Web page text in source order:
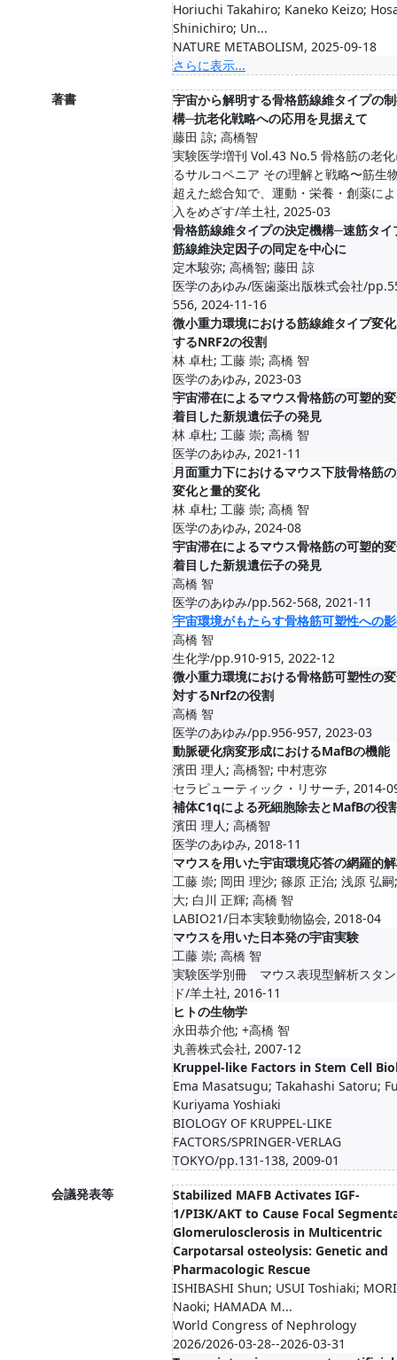
Horiuchi Takahiro; Kaneko Keizo;
Shinichiro; Un...
NATURE METABOLISM, 2025-09-18
さらに表示...
著書
宇宙から解明する骨格筋線維タイプの
構─抗老化戦略への応用を見据えて
藤田 諒; 高橋智
実験医学増刊 Vol.43 No.5 骨格筋の老
るサルコペニア その理解と戦略〜筋生
超えた総合知で、運動・栄養・創薬に
入をめざす/羊土社, 2025-03
骨格筋線維タイプの決定機構─速筋タ
筋線維決定因子の同定を中心に
定木駿弥; 高橋智; 藤田 諒
医学のあゆみ/医歯薬出版株式会社/
556, 2024-11-16
微小重力環境における筋線維タイプ変
するNRF2の役割
林 卓杜; 工藤 崇; 高橋 智
医学のあゆみ, 2023-03
宇宙滞在によるマウス骨格筋の可塑的
着目した新規遺伝子の発見
林 卓杜; 工藤 崇; 高橋 智
医学のあゆみ, 2021-11
月面重力下におけるマウス下肢骨格筋
変化と量的変化
林 卓杜; 工藤 崇; 高橋 智
医学のあゆみ, 2024-08
宇宙滞在によるマウス骨格筋の可塑的
着目した新規遺伝子の発見
高橋 智
医学のあゆみ/pp.562-568, 2021-11
宇宙環境がもたらす骨格筋可塑性への
高橋 智
生化学/pp.910-915, 2022-12
微小重力環境における骨格筋可塑性の
対するNrf2の役割
高橋 智
医学のあゆみ/pp.956-957, 2023-03
動脈硬化病変形成におけるMafBの機能
濱田 理人; 高橋智; 中村恵弥
セラピューティック・リサーチ, 2014-
補体C1qによる死細胞除去とMafBの役
濱田 理人; 高橋智
医学のあゆみ, 2018-11
マウスを用いた宇宙環境応答の網羅的
工藤 崇; 岡田 理沙; 篠原 正治; 浅原 弘
大; 白川 正輝; 高橋 智
LABIO21/日本実験動物協会, 2018-04
マウスを用いた日本発の宇宙実験
工藤 崇; 高橋 智
実験医学別冊 マウス表現型解析スタ
ド/羊土社, 2016-11
ヒトの生物学
永田恭介他; +高橋 智
丸善株式会社, 2007-12
Kruppel-like Factors in Stem Cell
Ema Masatsugu; Takahashi Satoru;
Kuriyama Yoshiaki
BIOLOGY OF KRUPPEL-LIKE
FACTORS/SPRINGER-VERLAG
TOKYO/pp.131-138, 2009-01
会議発表等
Stabilized MAFB Activates IGF-
1/PI3K/AKT to Cause Focal
Glomerulosclerosis in Multicentric
Carpotarsal osteolysis: Genetic and
Pharmacologic Rescue
ISHIBASHI Shun; USUI Toshiaki;
Naoki; HAMADA M...
World Congress of Nephrology
2026/2026-03-28--2026-03-31